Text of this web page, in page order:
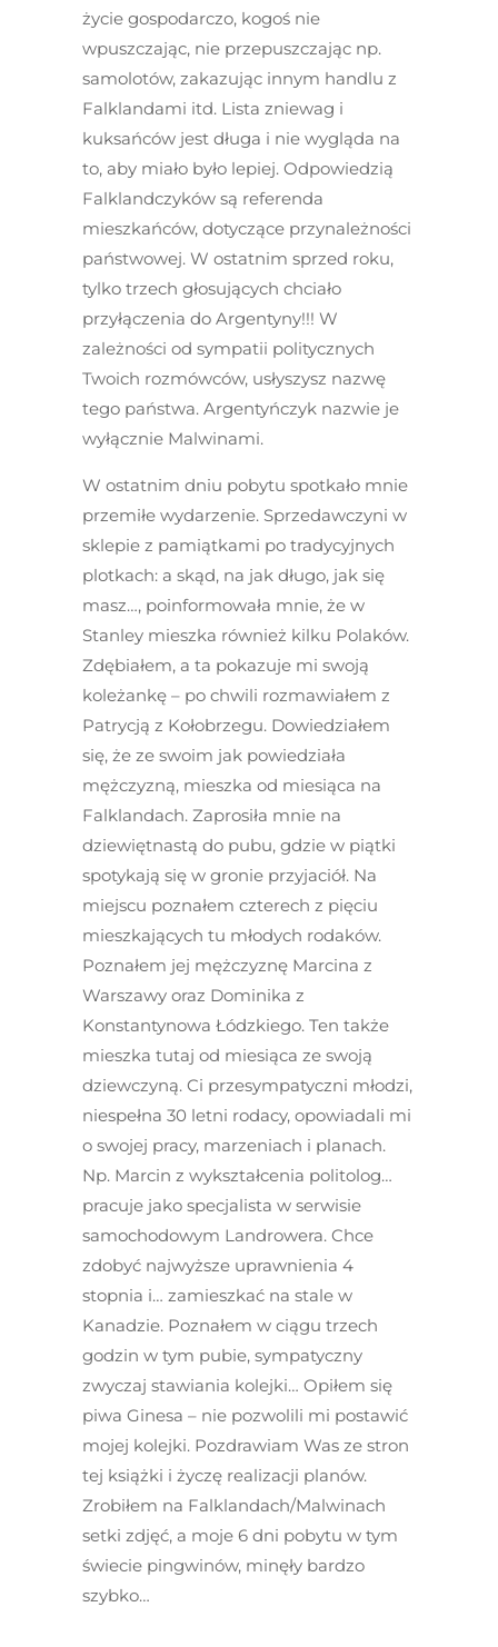
życie gospodarczo, kogoś nie
wpuszczając, nie przepuszczając np.
samolotów, zakazując innym handlu z
Falklandami itd. Lista zniewag i
kuksańców jest długa i nie wygląda na
to, aby miało było lepiej. Odpowiedzią
Falklandczyków są referenda
mieszkańców, dotyczące przynależności
państwowej. W ostatnim sprzed roku,
tylko trzech głosujących chciało
przyłączenia do Argentyny!!! W
zależności od sympatii politycznych
Twoich rozmówców, usłyszysz nazwę
tego państwa. Argentyńczyk nazwie je
wyłącznie Malwinami.
W ostatnim dniu pobytu spotkało mnie
przemiłe wydarzenie. Sprzedawczyni w
sklepie z pamiątkami po tradycyjnych
plotkach: a skąd, na jak długo, jak się
masz…, poinformowała mnie, że w
Stanley mieszka również kilku Polaków.
Zdębiałem, a ta pokazuje mi swoją
koleżankę – po chwili rozmawiałem z
Patrycją z Kołobrzegu. Dowiedziałem
się, że ze swoim jak powiedziała
mężczyzną, mieszka od miesiąca na
Falklandach. Zaprosiła mnie na
dziewiętnastą do pubu, gdzie w piątki
spotykają się w gronie przyjaciół. Na
miejscu poznałem czterech z pięciu
mieszkających tu młodych rodaków.
Poznałem jej mężczyznę Marcina z
Warszawy oraz Dominika z
Konstantynowa Łódzkiego. Ten także
mieszka tutaj od miesiąca ze swoją
dziewczyną. Ci przesympatyczni młodzi,
niespełna 30 letni rodacy, opowiadali mi
o swojej pracy, marzeniach i planach.
Np. Marcin z wykształcenia politolog…
pracuje jako specjalista w serwisie
samochodowym Landrowera. Chce
zdobyć najwyższe uprawnienia 4
stopnia i… zamieszkać na stale w
Kanadzie. Poznałem w ciągu trzech
godzin w tym pubie, sympatyczny
zwyczaj stawiania kolejki… Opiłem się
piwa Ginesa – nie pozwolili mi postawić
mojej kolejki. Pozdrawiam Was ze stron
tej książki i życzę realizacji planów.
Zrobiłem na Falklandach/Malwinach
setki zdjęć, a moje 6 dni pobytu w tym
świecie pingwinów, minęły bardzo
szybko…